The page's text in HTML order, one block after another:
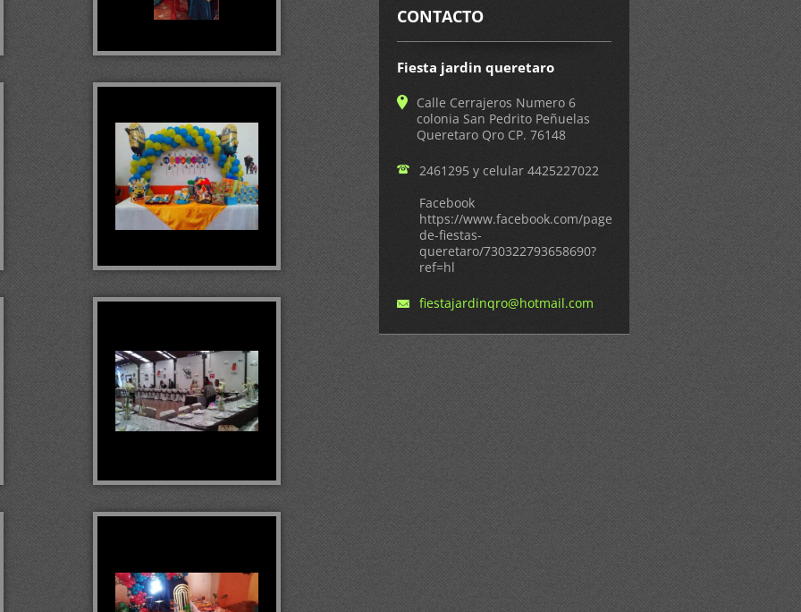
CONTACTO
Fiesta jardin queretaro
Calle Cerrajeros Numero 6
colonia San Pedrito Peñuelas
Queretaro Qro CP. 76148
2461295 y celular 4425227022
Facebook
https://www.facebook.com/pages/Salon-
de-fiestas-
queretaro/730322793658690?
ref=hl
fiestajardinqro@hotmail.com